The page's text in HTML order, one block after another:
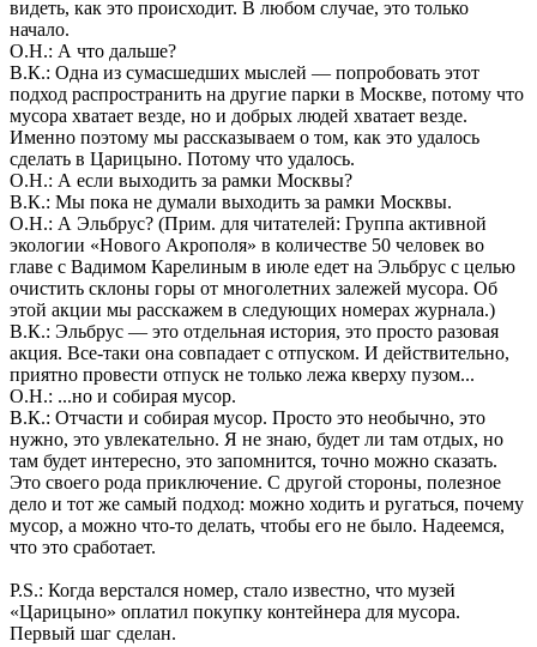
видеть, как это происходит. В любом случае, это только
начало.
О.Н.: А что дальше?
В.К.: Одна из сумасшедших мыслей — попробовать этот
подход распространить на другие парки в Москве, потому что
мусора хватает везде, но и добрых людей хватает везде.
Именно поэтому мы рассказываем о том, как это удалось
сделать в Царицыно. Потому что удалось.
О.Н.: А если выходить за рамки Москвы?
В.К.: Мы пока не думали выходить за рамки Москвы.
О.Н.: А Эльбрус? (Прим. для читателей: Группа активной
экологии «Нового Акрополя» в количестве 50 человек во
главе с Вадимом Карелиным в июле едет на Эльбрус с целью
очистить склоны горы от многолетних залежей мусора. Об
этой акции мы расскажем в следующих номерах журнала.)
В.К.: Эльбрус — это отдельная история, это просто разовая
акция. Все-таки она совпадает с отпуском. И действительно,
приятно провести отпуск не только лежа кверху пузом...
О.Н.: ...но и собирая мусор.
В.К.: Отчасти и собирая мусор. Просто это необычно, это
нужно, это увлекательно. Я не знаю, будет ли там отдых, но
там будет интересно, это запомнится, точно можно сказать.
Это своего рода приключение. С другой стороны, полезное
дело и тот же самый подход: можно ходить и ругаться, почему
мусор, а можно что-то делать, чтобы его не было. Надеемся,
что это сработает.
Р.S.: Когда верстался номер, стало известно, что музей
«Царицыно» оплатил покупку контейнера для мусора.
Первый шаг сделан.